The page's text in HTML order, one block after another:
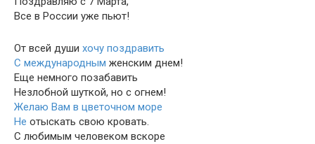
Все в России уже пьют!
От всей души хочу поздравить
С международным женским днем!
Еще немного позабавить
Незлобной шуткой, но с огнем!
Желаю Вам в цветочном море
Не отыскать свою кровать.
С любимым человеком вскоре